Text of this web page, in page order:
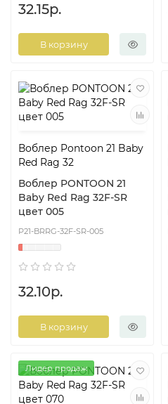
32.15р.
В корзину
Воблер Pontoon 21 Baby
Red Rag 32
Воблер PONTOON 21
Baby Red Rag 32F-SR
цвет 005
P21-BRRG-32F-SR-005
32.10р.
В корзину
Лидер продаж